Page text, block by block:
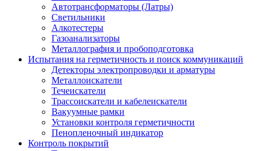
Автотрансформаторы (Латры)
Светильники
Алкотестеры
Газоанализаторы
Металлография и пробоподготовка
Испытания на герметичность и поиск коммуникаций
Детекторы электропроводки и арматуры
Металлоискатели
Течеискатели
Трассоискатели и кабелеискатели
Вакуумные рамки
Установки контроля герметичности
Пенопленочный индикатор
Контроль покрытий